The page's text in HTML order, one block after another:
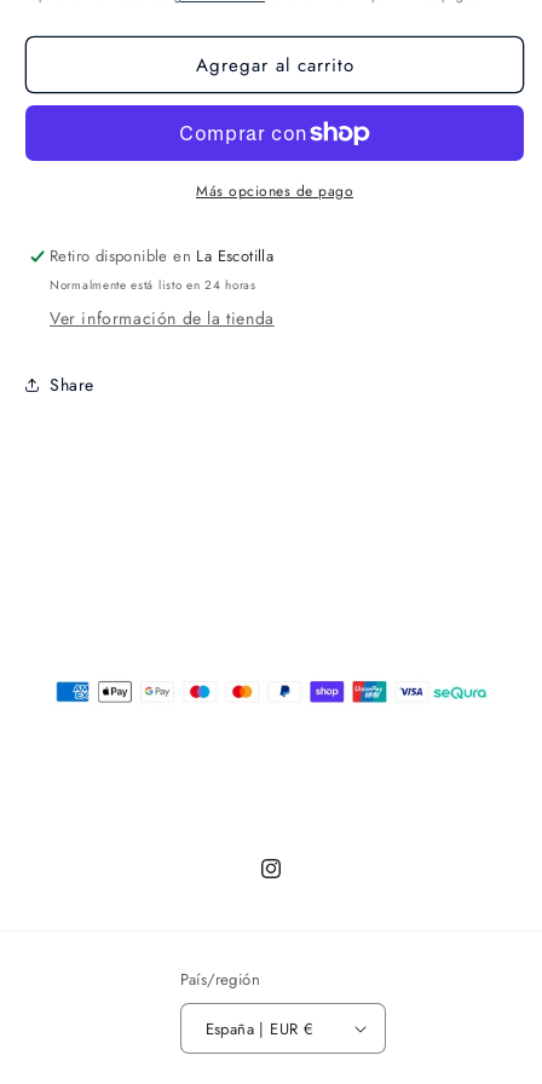
Agregar al carrito
Más opciones de pago
Retiro disponible en La Escotilla
Normalmente está listo en 24 horas
Ver información de la tienda
Share
Instagram
País/región
España | EUR €